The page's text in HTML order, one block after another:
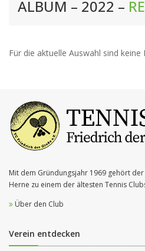
ALBUM – 2022 –
Für die aktuelle Auswahl sind keine
Mit dem Gründungsjahr 1969 gehört
Herne zu einem der ältesten Tennis
Über den Club
Verein entdecken